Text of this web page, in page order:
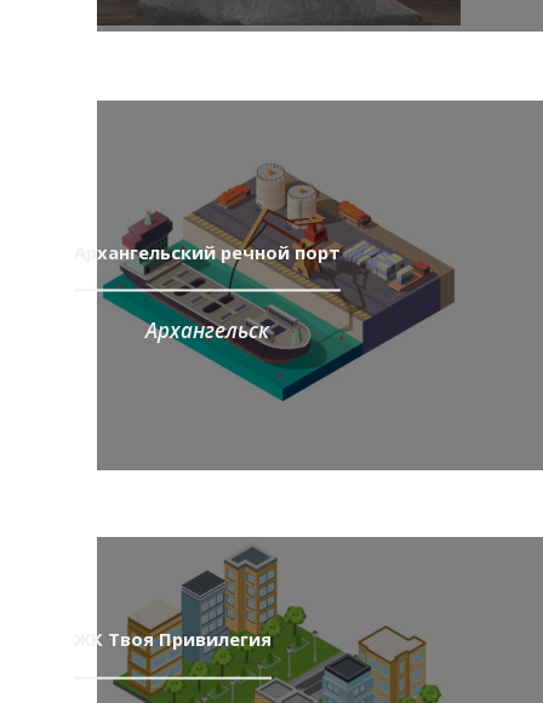
Архангельский речной порт
Архангельск
ЖК Твоя Привилегия